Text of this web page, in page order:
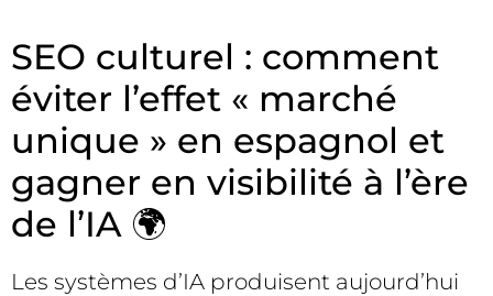
SEO culturel : comment
éviter l’effet « marché
unique » en espagnol et
gagner en visibilité à l’ère
de l’IA 🌍
Les systèmes d’IA produisent aujourd’hui